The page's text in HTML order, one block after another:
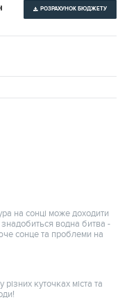
РОЗРАХУНОК БЮДЖЕТУ
на сонці може доходити
водна битва -
сонце та проблеми на
куточках міста та